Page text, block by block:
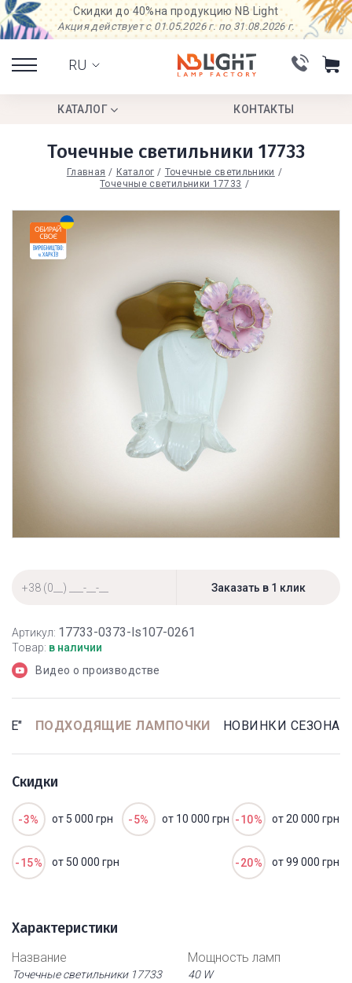
Скидки до 40%на продукцию NB Light
Акция действует с 01.05.2026 г. по 31.08.2026 г.
RU
КАТАЛОГ КОНТАКТЫ
Точечные светильники 17733
Главная Каталог
Точечные светильники
Точечные светильники 17733
Артикул: 17733-0373-ls107-0261
Товар: в наличии
Видео о производстве
ПОДХОДЯЩИЕ ЛАМПОЧКИ НОВИНКИ СЕЗОНА
Скидки
-3% от 5 000 грн -5% от 10 000 грн -10% от 20 000 грн
-15% от 50 000 грн -20% от 99 000 грн
Характеристики
Название
Точечные светильники 17733
Мощность ламп
40 W